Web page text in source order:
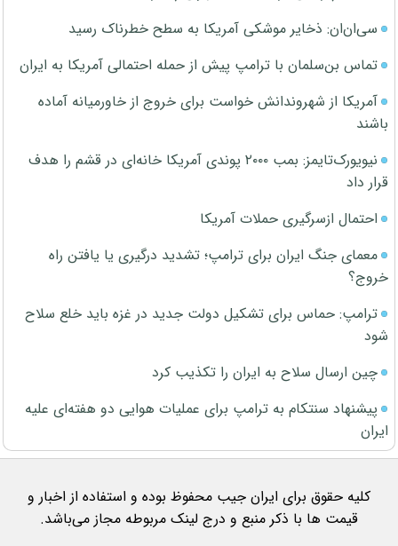
سی‌ان‌ان: ذخایر موشکی آمریکا به سطح خطرناک رسید
تماس بن‌سلمان با ترامپ پیش از حمله احتمالی آمریکا به ایران
آمریکا از شهروندانش خواست برای خروج از خاورمیانه آماده
باشند
نیویورک‌تایمز: بمب ۲۰۰۰ پوندی آمریکا خانه‌ای در قشم را هدف
قرار داد
احتمال ازسرگیری حملات آمریکا
معمای جنگ ایران برای ترامپ؛ تشدید درگیری یا یافتن راه
خروج؟
ترامپ: حماس برای تشکیل دولت جدید در غزه باید خلع سلاح
شود
چین ارسال سلاح به ایران را تکذیب کرد
پیشنهاد سنتکام به ترامپ برای عملیات هوایی دو هفته‌ای علیه
ایران
کلیه حقوق برای ایران جیب محفوظ بوده و استفاده از اخبار و
قیمت ها با ذکر منبع و درج لینک مربوطه مجاز می‌باشد.